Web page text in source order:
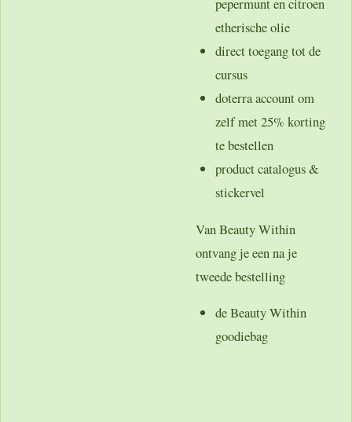
pepermunt en citroen
etherische olie
direct toegang tot de
cursus
doterra account om
zelf met 25% korting
te bestellen
product catalogus &
stickervel
Van Beauty Within
ontvang je een na je
tweede bestelling
de Beauty Within
goodiebag